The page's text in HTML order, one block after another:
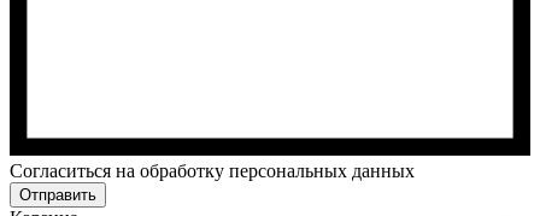
Cогласиться на обработку персональных данных
Отправить